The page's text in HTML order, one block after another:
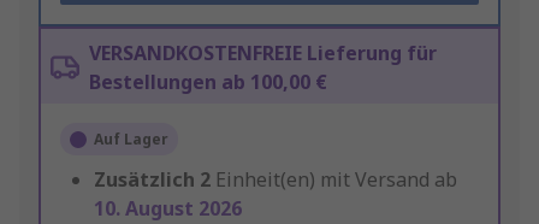
VERSANDKOSTENFREIE Lieferung für
Bestellungen ab 100,00 €
Auf Lager
Zusätzlich 2 Einheit(en) mit Versand ab
10. August 2026